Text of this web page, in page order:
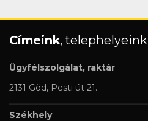
Címeink, telephelyeink
Ügyfélszolgálat, raktár
2131 Göd, Pesti út 21.
Székhely